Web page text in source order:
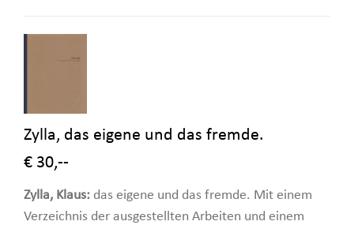
Zylla, das eigene und das fremde.
€ 30,--
Zylla, Klaus: das eigene und das fremde. Mit einem
Verzeichnis der ausgestellten Arbeiten und einem